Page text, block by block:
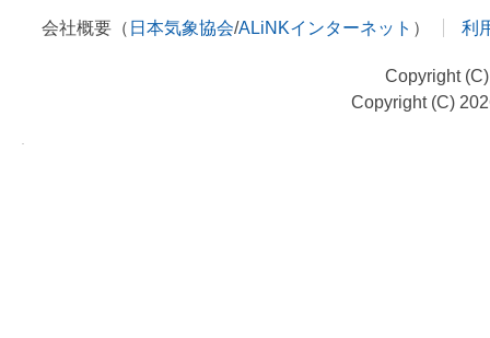
会社概要（ 日本気象協会/ALiNKインターネット ） 利
Copyright
Copyright (C)